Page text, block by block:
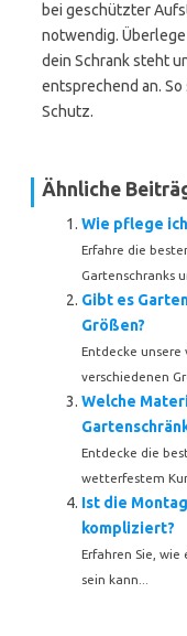
bei geschützter
notwendig.
dein Schrank steht
entsprechend an.
Schutz.
Ähnliche
Wie pflege
Erfahre die
Gartenschranks
Gibt es
Größen?
Entdecke unsere
verschiedenen
Welche
Entdecke die
wetterfestem
Ist die
kompliziert?
Erfahren Sie,
sein kann...